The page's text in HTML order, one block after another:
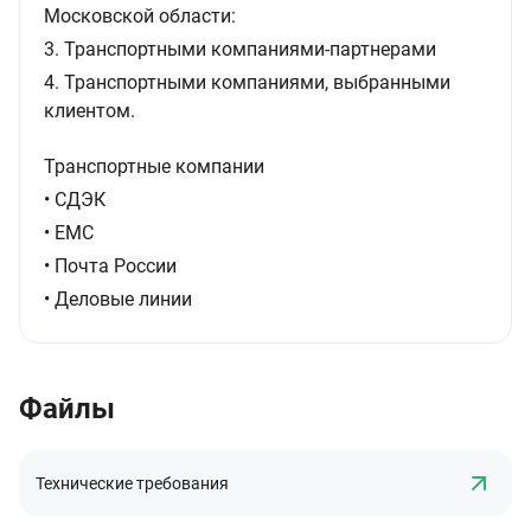
Московской области:
3. Транспортными компаниями-партнерами
4. Транспортными компаниями, выбранными
клиентом.
Транспортные компании
• СДЭК
• ЕМС
• Почта России
• Деловые линии
Файлы
Технические требования